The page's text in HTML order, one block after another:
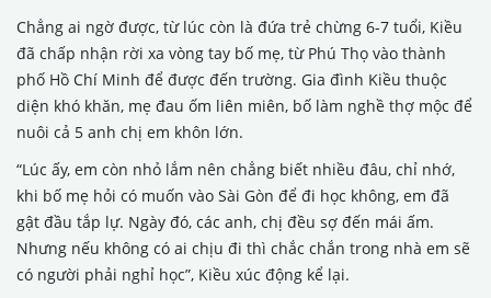
Chẳng ai ngờ được, từ lúc còn là đứa trẻ chừng 6-7 tuổi, Kiều
đã chấp nhận rời xa vòng tay bố mẹ, từ Phú Thọ vào thành
phố Hồ Chí Minh để được đến trường. Gia đình Kiều thuộc
diện khó khăn, mẹ đau ốm liên miên, bố làm nghề thợ mộc để
nuôi cả 5 anh chị em khôn lớn.
“Lúc ấy, em còn nhỏ lắm nên chẳng biết nhiều đâu, chỉ nhớ,
khi bố mẹ hỏi có muốn vào Sài Gòn để đi học không, em đã
gật đầu tắp lự. Ngày đó, các anh, chị đều sợ đến mái ấm.
Nhưng nếu không có ai chịu đi thì chắc chắn trong nhà em sẽ
có người phải nghỉ học”, Kiều xúc động kể lại.